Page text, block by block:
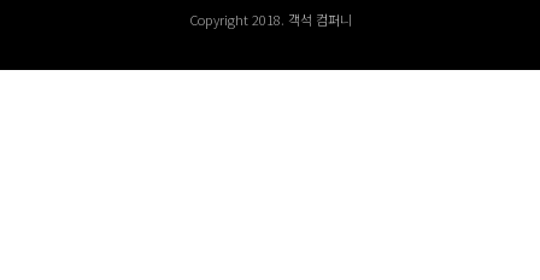
Copyright 2018. 객석 컴퍼니